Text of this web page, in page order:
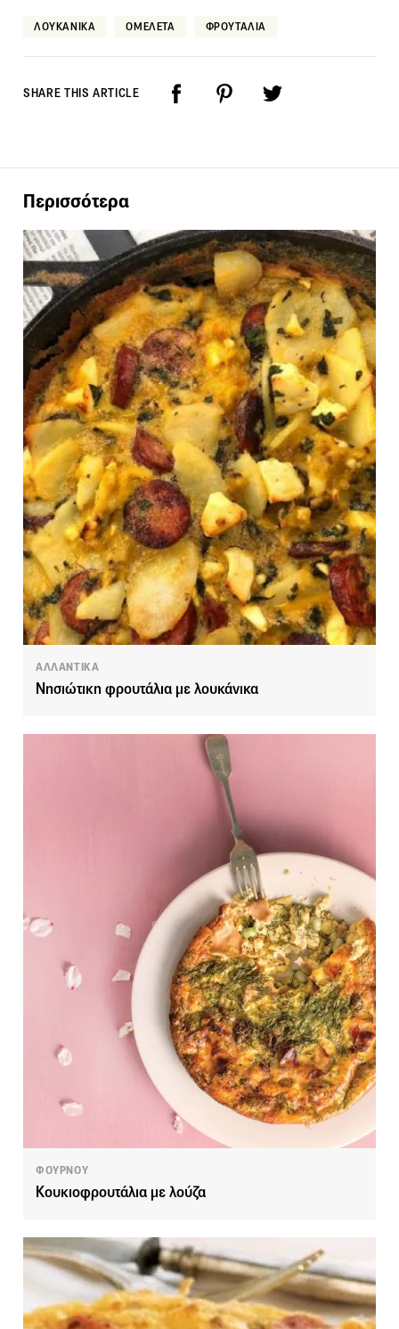
ΛΟΥΚΑΝΙΚΑ ΟΜΕΛΕΤΑ ΦΡΟΥΤΑΛΙΑ
SHARE THIS ARTICLE
Περισσότερα
ΑΛΛΑΝΤΙΚΑ
Νησιώτικη φρουτάλια με λουκάνικα
ΦΟΥΡΝΟΥ
Κουκιοφρουτάλια με λούζα